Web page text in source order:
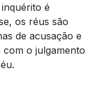
é
os réus são
de acusação e
com o julgamento